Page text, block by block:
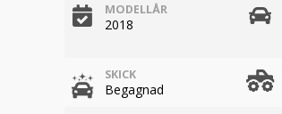
MODELLÅR
2018
SKICK
Begagnad